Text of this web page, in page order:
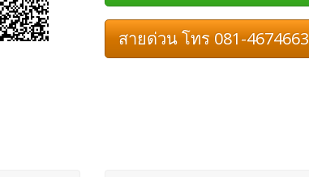
สายด่วน โทร 081-4674663